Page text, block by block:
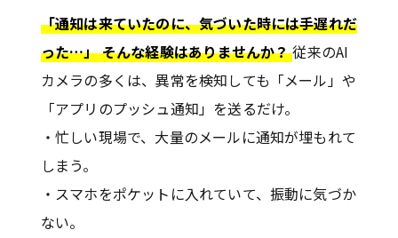
「通知は来ていたのに、気づいた時には手遅れだ
った…」 そんな経験はありませんか？従来のAI
カメラの多くは、異常を検知しても「メール」や
「アプリのプッシュ通知」を送るだけ。
・忙しい現場で、大量のメールに通知が埋もれて
しまう。
・スマホをポケットに入れていて、振動に気づか
ない。